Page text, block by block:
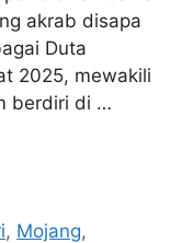
akrab disapa
Duta
2025, mewakili
berdiri di …
, Mojang,